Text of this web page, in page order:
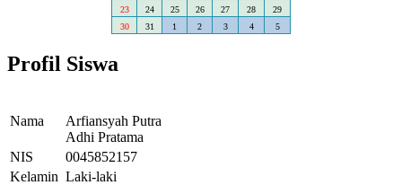
23
24 25 26 27 28
29
30
31 1 2 3 4 5
Profil Siswa
Nama
Arfiansyah Putra
Adhi Pratama
NIS
0045852157
Kelamin Laki-laki